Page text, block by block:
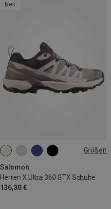
Neu
Größen
Salomon
Herren X Ultra 360 GTX Schuhe
136,30 €